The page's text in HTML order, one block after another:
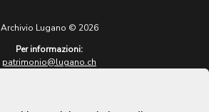
Archivio Lugano © 2026
Per informazioni:
patrimonio@lugano.ch